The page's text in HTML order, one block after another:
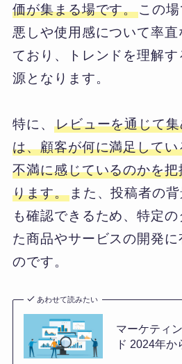
価が集まる場です。この
悪しや使用感について率
ており、トレンドを理解
源となります。
特に、 レビューを通じて
は、顧客が何に満足して
不満に感じているのかを
ります。また、投稿者の
も確認できるため、特定
た商品やサービスの開発
のです。
あわせて読みたい
マーケティ
ド 2024年